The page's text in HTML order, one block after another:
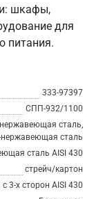
шкафы,
для
питания.
333-97397
СПП-932/1100
сталь,
нержавеющая сталь
сталь AISI 430
стрейч/картон
3-х сторон AISI 430